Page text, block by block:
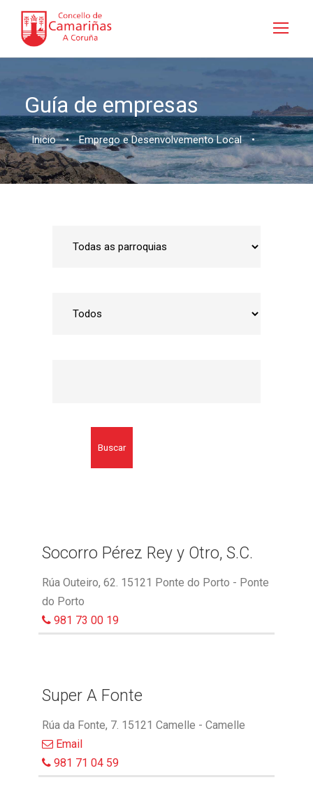
Guía de empresas
Inicio • Emprego e Desenvolvemento Local •
Buscar
Socorro Pérez Rey y Otro, S.C.
Rúa Outeiro, 62. 15121 Ponte do Porto - Ponte
do Porto
981 73 00 19
Super A Fonte
Rúa da Fonte, 7. 15121 Camelle - Camelle
Email
981 71 04 59